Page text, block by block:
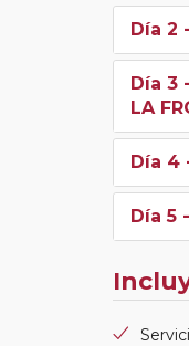
Día 2
Día 3
LA
Día 4
Día 5